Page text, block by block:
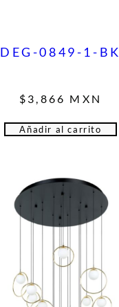
DEG-0849-1-BK
$ 3,866 MXN
Añadir al carrito